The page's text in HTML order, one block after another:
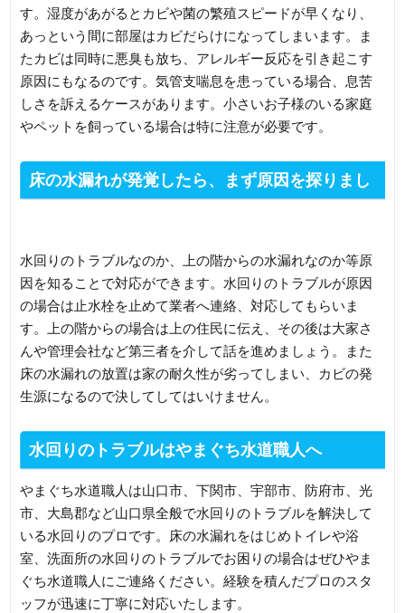
す。湿度があがるとカビや菌の繁殖スピードが早くなり、
あっという間に部屋はカビだらけになってしまいます。ま
たカビは同時に悪臭も放ち、アレルギー反応を引き起こす
原因にもなるのです。気管支喘息を患っている場合、息苦
しさを訴えるケースがあります。小さいお子様のいる家庭
やペットを飼っている場合は特に注意が必要です。
床の水漏れが発覚したら、まず原因を探りまし
水回りのトラブルなのか、上の階からの水漏れなのか等原
因を知ることで対応ができます。水回りのトラブルが原因
の場合は止水栓を止めて業者へ連絡、対応してもらいま
す。上の階からの場合は上の住民に伝え、その後は大家さ
んや管理会社など第三者を介して話を進めましょう。また
床の水漏れの放置は家の耐久性が劣ってしまい、カビの発
生源になるので決してしてはいけません。
水回りのトラブルはやまぐち水道職人へ
やまぐち水道職人は山口市、下関市、宇部市、防府市、光
市、大島郡など山口県全般で水回りのトラブルを解決して
いる水回りのプロです。床の水漏れをはじめトイレや浴
室、洗面所の水回りのトラブルでお困りの場合はぜひやま
ぐち水道職人にご連絡ください。経験を積んだプロのスタ
ッフが迅速に丁寧に対応いたします。